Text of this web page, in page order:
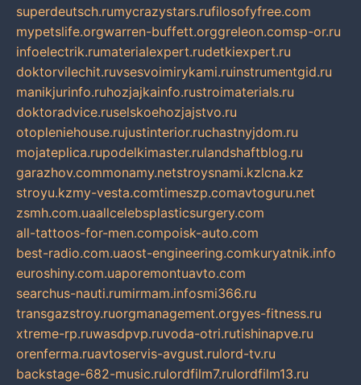
superdeutsch.rumycrazystars.rufilosofyfree.com
mypetslife.orgwarren-buffett.orggreleon.comsp-or.ru
infoelectrik.rumaterialexpert.rudetkiexpert.ru
doktorvilechit.ruvsesvoimirykami.ruinstrumentgid.ru
manikjurinfo.ruhozjajkainfo.rustroimaterials.ru
doktoradvice.ruselskoehozjajstvo.ru
otopleniehouse.rujustinterior.ruchastnyjdom.ru
mojateplica.rupodelkimaster.rulandshaftblog.ru
garazhov.commonamy.netstroysnami.kzlcna.kz
stroyu.kzmy-vesta.comtimeszp.comavtoguru.net
zsmh.com.uaallcelebsplasticsurgery.com
all-tattoos-for-men.compoisk-auto.com
best-radio.com.uaost-engineering.comkuryatnik.info
euroshiny.com.uaporemontuavto.com
searchus-nauti.rumirmam.infosmi366.ru
transgazstroy.ruorgmanagement.orgyes-fitness.ru
xtreme-rp.ruwasdpvp.ruvoda-otri.rutishinapve.ru
orenferma.ruavtoservis-avgust.rulord-tv.ru
backstage-682-music.rulordfilm7.rulordfilm13.ru